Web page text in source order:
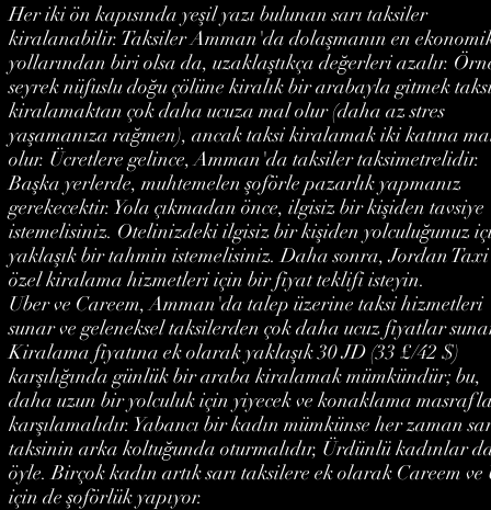
Her iki ön kapısında yeşil yazı bulunan sarı taksiler
kiralanabilir. Taksiler Amman'da dolaşmanın en
yollarından biri olsa da, uzaklaştıkça değerleri azalır.
seyrek nüfuslu doğu çölüne kiralık bir arabayla gitmek
kiralamaktan çok daha ucuza mal olur (daha az stres
yaşamanıza rağmen), ancak taksi kiralamak iki katına
olur. Ücretlere gelince, Amman'da taksiler taksimetrelidir.
Başka yerlerde, muhtemelen şoförle pazarlık yapmanız
gerekecektir. Yola çıkmadan önce, ilgisiz bir kişiden tavsiye
istemelisiniz. Otelinizdeki ilgisiz bir kişiden yolculuğunuz
yaklaşık bir tahmin istemelisiniz. Daha sonra, Jordan
özel kiralama hizmetleri için bir fiyat teklifi isteyin.
Uber ve Careem, Amman'da talep üzerine taksi hizmetleri
sunar ve geleneksel taksilerden çok daha ucuz fiyatlar
Kiralama fiyatına ek olarak yaklaşık 30 JD (33 £/42 $)
karşılığında günlük bir araba kiralamak mümkündür; bu,
daha uzun bir yolculuk için yiyecek ve konaklama
karşılamalıdır. Yabancı bir kadın mümkünse her zaman
taksinin arka koltuğunda oturmalıdır, Ürdünlü kadınlar
öyle. Birçok kadın artık sarı taksilere ek olarak Careem ve
için de şoförlük yapıyor.